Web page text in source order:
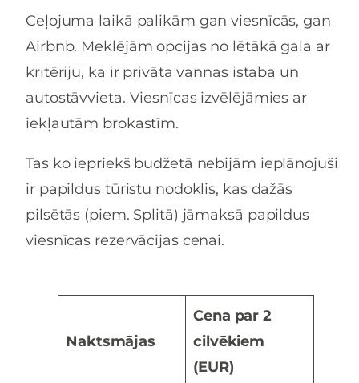
Ceļojuma laikā palikām gan viesnīcās, gan
Airbnb. Meklējām opcijas no lētākā gala ar
kritēriju, ka ir privāta vannas istaba un
autostāvvieta. Viesnīcas izvēlējāmies ar
iekļautām brokastīm.
Tas ko iepriekš budžetā nebijām ieplānojuši
ir papildus tūristu nodoklis, kas dažās
pilsētās (piem. Splitā) jāmaksā papildus
viesnīcas rezervācijas cenai.
Naktsmājas
Cena par 2
cilvēkiem
(EUR)